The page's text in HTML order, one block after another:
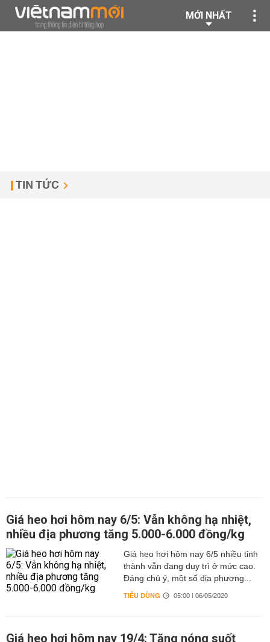
MỚI NHẤT
TIN TỨC
Giá heo hơi hôm nay 6/5: Vẫn không hạ nhiệt,
nhiều địa phương tăng 5.000-6.000 đồng/kg
Giá heo hơi hôm nay 6/5 nhiều tỉnh
thành vẫn đang duy trì ở mức cao.
Đáng chú ý, một số địa phương...
TIÊU DÙNG 05:00 | 06/05/2020
Giá heo hơi hôm nay 19/4: Tăng nóng suốt